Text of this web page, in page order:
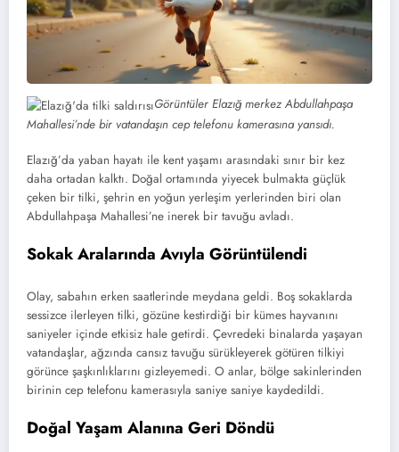
Görüntüler Elazığ merkez Abdullahpaşa
Mahallesi’nde bir vatandaşın cep telefonu kamerasına yansıdı.
Elazığ’da yaban hayatı ile kent yaşamı arasındaki sınır bir kez
daha ortadan kalktı. Doğal ortamında yiyecek bulmakta güçlük
çeken bir tilki, şehrin en yoğun yerleşim yerlerinden biri olan
Abdullahpaşa Mahallesi’ne inerek bir tavuğu avladı.
Sokak Aralarında Avıyla Görüntülendi
Olay, sabahın erken saatlerinde meydana geldi. Boş sokaklarda
sessizce ilerleyen tilki, gözüne kestirdiği bir kümes hayvanını
saniyeler içinde etkisiz hale getirdi. Çevredeki binalarda yaşayan
vatandaşlar, ağzında cansız tavuğu sürükleyerek götüren tilkiyi
görünce şaşkınlıklarını gizleyemedi. O anlar, bölge sakinlerinden
birinin cep telefonu kamerasıyla saniye saniye kaydedildi.
Doğal Yaşam Alanına Geri Döndü